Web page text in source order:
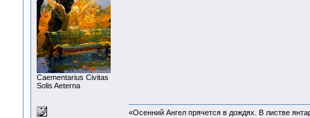
Сaementarius Civitas
Solis Aeterna
«Осенний Ангел прячется в дождях. В листве